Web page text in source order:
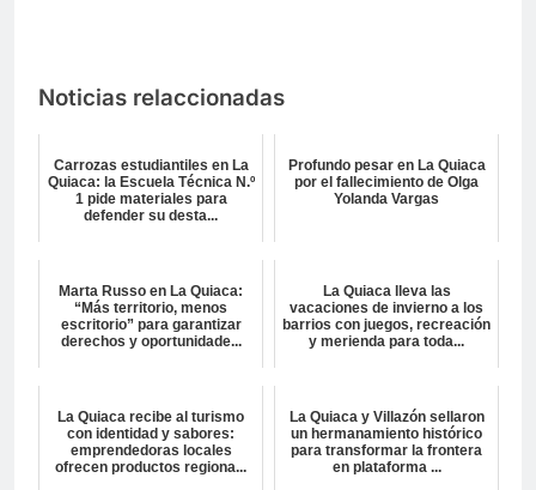
Noticias relaccionadas
Carrozas estudiantiles en La
Quiaca: la Escuela Técnica N.º
1 pide materiales para
defender su desta...
Profundo pesar en La Quiaca
por el fallecimiento de Olga
Yolanda Vargas
Marta Russo en La Quiaca:
“Más territorio, menos
escritorio” para garantizar
derechos y oportunidade...
La Quiaca lleva las
vacaciones de invierno a los
barrios con juegos, recreación
y merienda para toda...
La Quiaca recibe al turismo
con identidad y sabores:
emprendedoras locales
ofrecen productos regiona...
La Quiaca y Villazón sellaron
un hermanamiento histórico
para transformar la frontera
en plataforma ...